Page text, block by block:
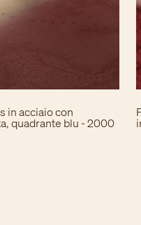
in acciaio con
quadrante blu - 2000